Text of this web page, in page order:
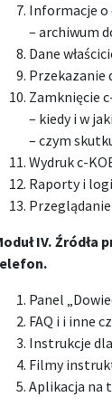
Informacje o
– archiwum
Dane
Przekazanie
Zamknięcie
– kiedy i w
– czym
Wydruk c-
Raporty i
IV.
Panel
FAQ i i inne
Instrukcje
Filmy
Aplikacja na